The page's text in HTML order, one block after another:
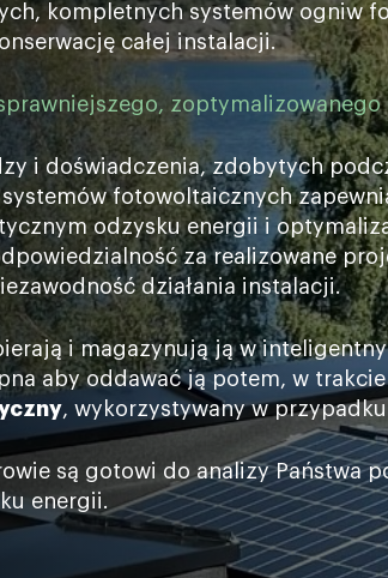
kompletnych systemów ogniw
całej instalacji.
i doświadczenia, zdobytych
fotowoltaicznych
odzysku energii i
za realizowane
działania instalacji.
i magazynują ją w
aby oddawać ją potem, w
, wykorzystywany w
są gotowi do analizy
energii.